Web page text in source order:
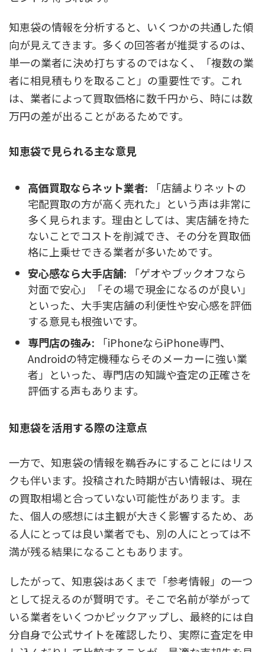
知恵袋の情報を分析すると、いくつかの共通した傾
向が見えてきます。多くの回答者が推奨するのは、
単一の業者に決め打ちするのではなく、「複数の業
者に相見積もりを取ること」の重要性です。これ
は、業者によって買取価格に数千円から、時には数
万円の差が出ることがあるためです。
知恵袋で見られる主な意見
高価買取ならネット業者: 「店舗よりネットの
宅配買取の方が高く売れた」という声は非常に
多く見られます。理由としては、実店舗を持た
ないことでコストを削減でき、その分を買取価
格に上乗せできる業者が多いためです。
安心感なら大手店舗: 「ゲオやブックオフなら
対面で安心」「その場で現金になるのが良い」
といった、大手実店舗の利便性や安心感を評価
する意見も根強いです。
専門店の強み: 「iPhoneならiPhone専門、
Androidの特定機種ならそのメーカーに強い業
者」といった、専門店の知識や査定の正確さを
評価する声もあります。
知恵袋を活用する際の注意点
一方で、知恵袋の情報を鵜呑みにすることにはリス
クも伴います。投稿された時期が古い情報は、現在
の買取相場と合っていない可能性があります。ま
た、個人の感想には主観が大きく影響するため、あ
る人にとっては良い業者でも、別の人にとっては不
満が残る結果になることもあります。
したがって、知恵袋はあくまで「参考情報」の一つ
として捉えるのが賢明です。そこで名前が挙がって
いる業者をいくつかピックアップし、最終的には自
分自身で公式サイトを確認したり、実際に査定を申